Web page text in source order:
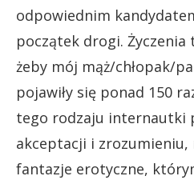
odpowiednim
początek drogi. Życzenia
żeby mój mąż/chłopak/
pojawiły się ponad 150
tego rodzaju internautki
akceptacji i zrozumieniu,
fantazje erotyczne,